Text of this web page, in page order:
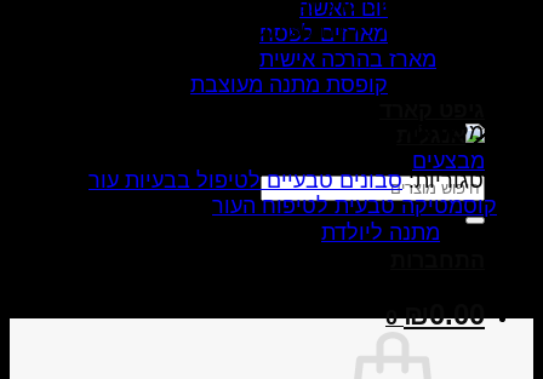
יום האשה
מארזים לפסח
מארז בהרכה אישית
קופסת מתנה מעוצבת
מבצעים
חיפוש
עבור:
₪0.00
0
להבהרה וטשטוש כתמי עור
₪
המלאי אזל
קטגוריות:סבונים טבעיים לטיפול בבעיות עור
קוסמטיקה טבעית לטיפוח העור
מתנה ליולדת